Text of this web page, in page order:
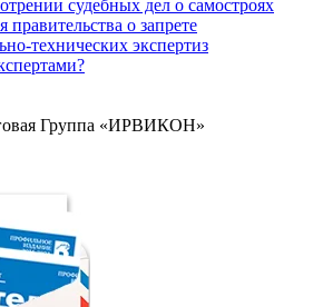
судебных дел о самостроях
о запрете
технических экспертиз
Группа «ИРВИКОН»